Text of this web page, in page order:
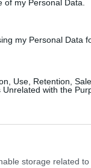
my Personal Data.
my Personal Data
Use, Retention,
with the
storage related